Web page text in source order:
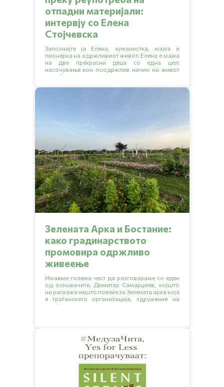
отпадни материјали:
интервју со Елена
Стојчевска
Запознајте ја Елена, хуманистка, мајка и
пионерка на одржливиот живот. Елена е мајка
на две прекрасни деца со една цел:
насочување кон поодржлив начин на живот
за себе и своето семејство.
Зелената Арка и Бостание:
како градинарството
промовира одржливо
живеење
Имавме голема чест да разговараме со еден
од основачите, Димитар Самарџиев, којшто
ни раскажа нешто повеќе за Зелената арка која
е граѓанската организација, здружение на
граѓани или невладина организација
Скопје“. Во овој разговор ќе дознаеме повеќе
за нивната инспирација, мисија и визија за
иднината. Ќе откриеме заедно како започнало
се, кои се предизвиците со кои се соочуваат и
какви совети имаат за сите нас. Подгответе се
за кратко читање и инспирација од нив за
создавање на поголеми еколошки навики.